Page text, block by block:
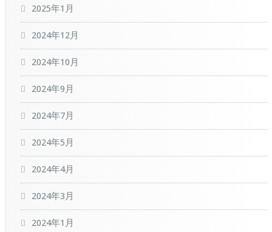
2025年1月
2024年12月
2024年10月
2024年9月
2024年7月
2024年5月
2024年4月
2024年3月
2024年1月